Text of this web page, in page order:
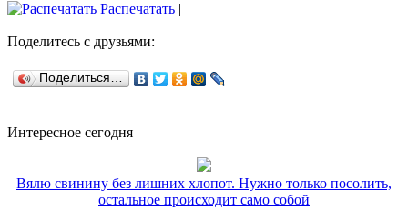
Распечатать |
Поделитесь с друзьями:
Поделиться…
Интересное сегодня
Вялю свинину без лишних хлопот. Нужно только посолить,
остальное происходит само собой